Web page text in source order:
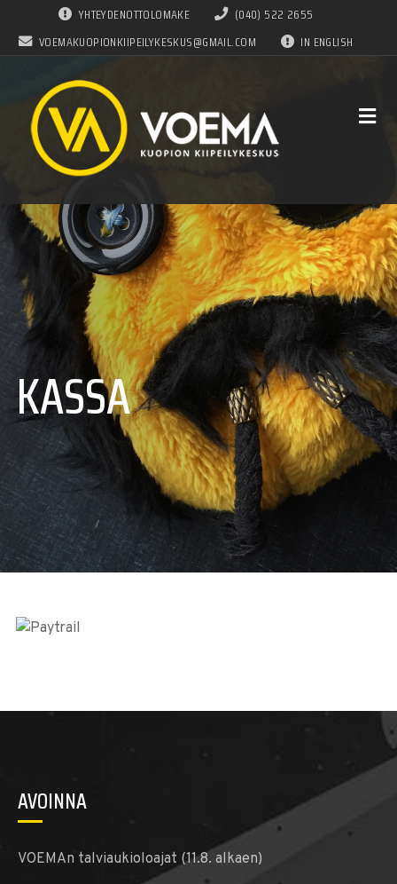
YHTEYDENOTTOLOMAKE
(040) 522 2655
VOEMAKUOPIONKIIPEILYKESKUS@GMAIL.COM
IN ENGLISH
KASSA
AVOINNA
VOEMAn talviaukioloajat (11.8. alkaen)